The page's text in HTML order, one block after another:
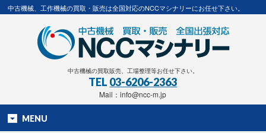
中古機械、工作機械の買取・販売は全国対応のNCCマシナリーにお任せ下さい。
中古機械の買取販売、工場整理等お任せ下さい。
TEL 03-6206-2363
Mail：info@ncc-m.jp
MENU